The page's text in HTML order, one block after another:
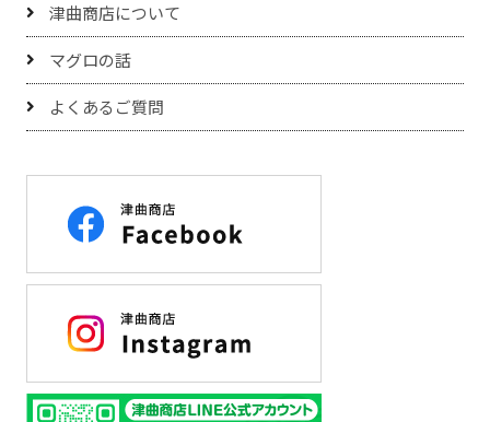
津曲商店について
マグロの話
よくあるご質問